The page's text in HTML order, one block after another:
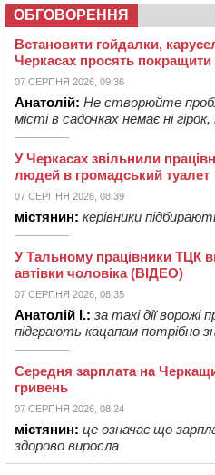
ОБГОВОРЕННЯ
Встановити гойдалки,
Черкасах просять
07 СЕРПНЯ 2026, 09:36
Анатолій: Не створюйте
місті в садочках немає ні гірок,
У Черкасах звільнили
людей в громадський туалет
07 СЕРПНЯ 2026, 08:39
містянин: керівники
У Тальному працівники ТЦК
автівки чоловіка (ВІДЕО)
07 СЕРПНЯ 2026, 08:35
Анатолій І.: за такі дії ворожі
підграють кацапам потрібно
Середня зарплата на
гривень
07 СЕРПНЯ 2026, 08:24
містянин: це означає що
здорово виросла